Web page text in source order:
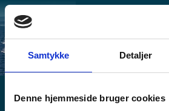
Samtykke Detaljer
Denne hjemmeside bruger cookies
Rønne
Havn
Færgerne er
Bornholm